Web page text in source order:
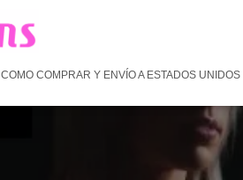
COMO COMPRAR Y ENVÍO A ESTADOS UNIDOS